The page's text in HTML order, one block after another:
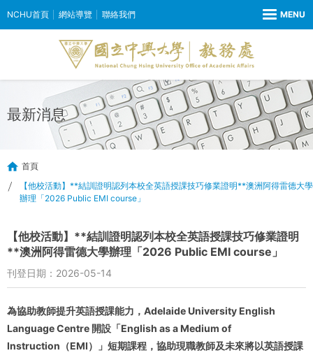
NCHU首頁 網站導覽 聯絡我們
最新消息
首頁
【他校活動】**結訓證明認列本校全英語授課技巧修業證明**澳洲阿得雷德大學
辦理「2026 Public EMI course」
【他校活動】**結訓證明認列本校全英語授課技巧修業證明
**澳洲阿得雷德大學辦理「2026 Public EMI course」
刊登日期：2026-05-14
為協助教師提升英語授課能力，Adelaide University English
Language Centre 開設「English as a Medium of
Instruction（EMI）」短期課程，協助現職教師及未來將以英語授課